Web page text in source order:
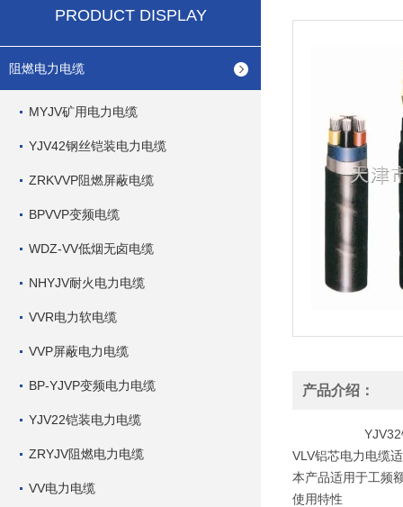
PRODUCT DISPLAY
阻燃电力电缆
MYJV矿用电力电缆
YJV42钢丝铠装电力电缆
ZRKVVP阻燃屏蔽电缆
BPVVP变频电缆
WDZ-VV低烟无卤电缆
NHYJV耐火电力电缆
VVR电力软电缆
VVP屏蔽电力电缆
BP-YJVP变频电力电缆
YJV22铠装电力电缆
ZRYJV阻燃电力电缆
VV电力电缆
产品介绍：
YJV32钢丝铠
VLV铝芯电力电缆
本产品适用于工频
使用特性